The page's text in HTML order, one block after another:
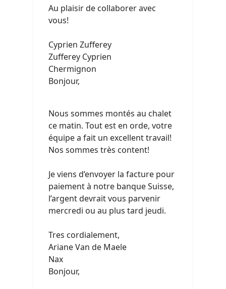
Au plaisir de collaborer avec
vous!
Cyprien Zufferey
Zufferey Cyprien
Chermignon
Bonjour,
Nous sommes montés au chalet
ce matin. Tout est en orde, votre
équipe a fait un excellent travail!
Nos sommes très content!
Je viens d’envoyer la facture pour
paiement à notre banque Suisse,
l’argent devrait vous parvenir
mercredi ou au plus tard jeudi.
Tres cordialement,
Ariane Van de Maele
Nax
Bonjour,